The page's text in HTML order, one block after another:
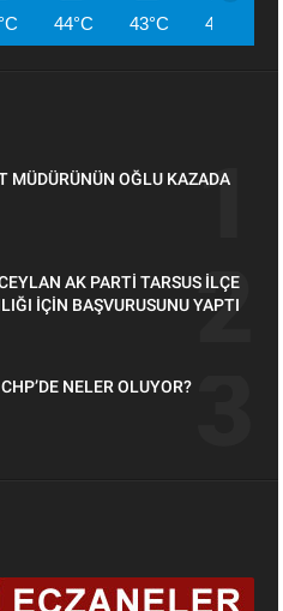
44°C 43°C 43°C
MÜDÜRÜNÜN OĞLU KAZADA
TARSUS İLÇE
İÇİN BAŞVURUSUNU YAPTI
TARSUS CHP’DE NELER OLUYOR?